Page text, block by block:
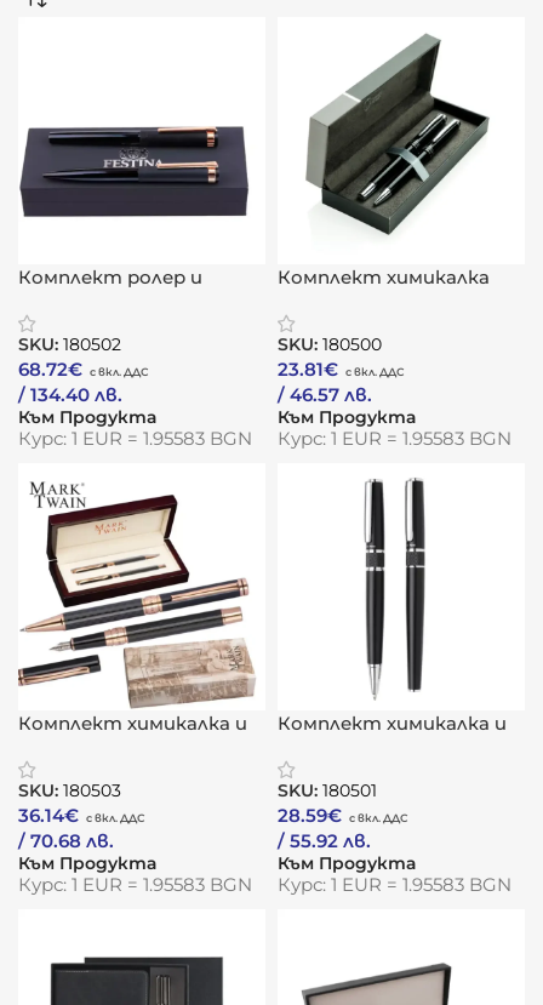
Комплект ролер и
Gold Navy“
SKU: 180502
68.72€
/ 134.40 лв.
Към Продукта
Курс: 1 EUR = 1.95583 BGN
Комплект химикалка
SKU: 180500
23.81€
/ 46.57 лв.
Към Продукта
Курс: 1 EUR = 1.95583 BGN
Комплект химикалка и
SKU: 180503
36.14€
/ 70.68 лв.
Към Продукта
Курс: 1 EUR = 1.95583 BGN
Комплект химикалка и
SKU: 180501
28.59€
/ 55.92 лв.
Към Продукта
Курс: 1 EUR = 1.95583 BGN